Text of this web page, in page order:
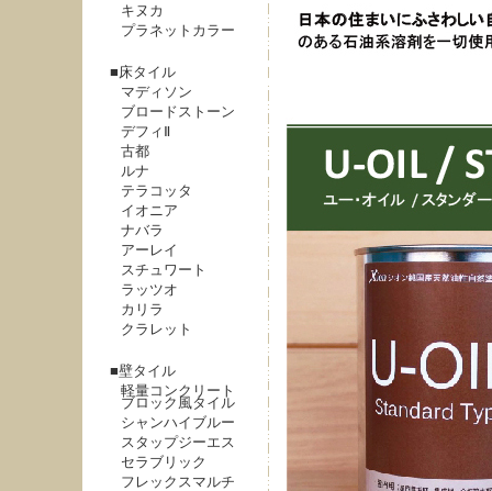
キヌカ
プラネットカラー
床タイル
マディソン
ブロードストーン
デフィⅡ
古都
ルナ
テラコッタ
イオニア
ナバラ
アーレイ
スチュワート
ラッツオ
カリラ
クラレット
壁タイル
軽量コンクリート
ブロック風タイル
シャンハイブルー
スタップジーエス
セラブリック
フレックスマルチ